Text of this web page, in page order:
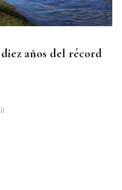
años del récord